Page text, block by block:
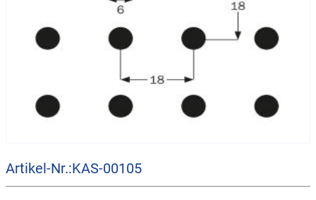
Artikel-Nr.:KAS-00105